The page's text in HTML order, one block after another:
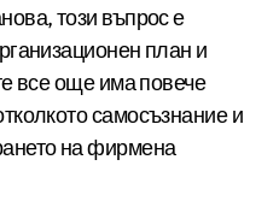
този въпрос е
план и
все още има повече
самосъзнание и
на фирмена